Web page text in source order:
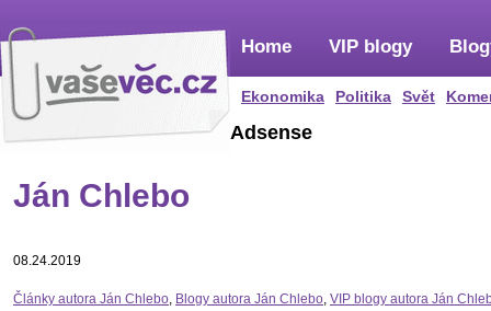
Home
Ekonomika Politika Svět
VIP blogy
Adsense
Ján Chlebo
08.24.2019
Články autora Ján Chlebo, Blogy autora Ján Chlebo, VIP blogy autora Ján